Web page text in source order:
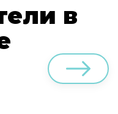
в